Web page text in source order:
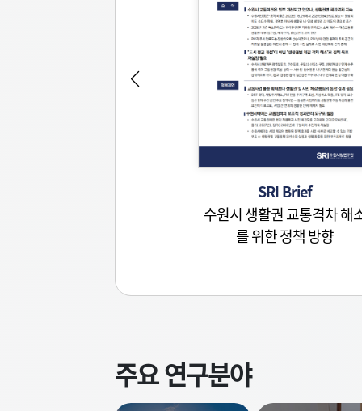
SRI Brief
수원시 생활권 교통격차 해
를 위한 정책 방향
주요 연구분야